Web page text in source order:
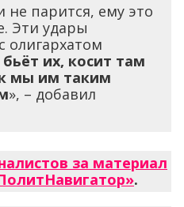
парится, ему это
Эти удары
олигархатом
их, косит там
мы им таким
», – добавил
за материал
.